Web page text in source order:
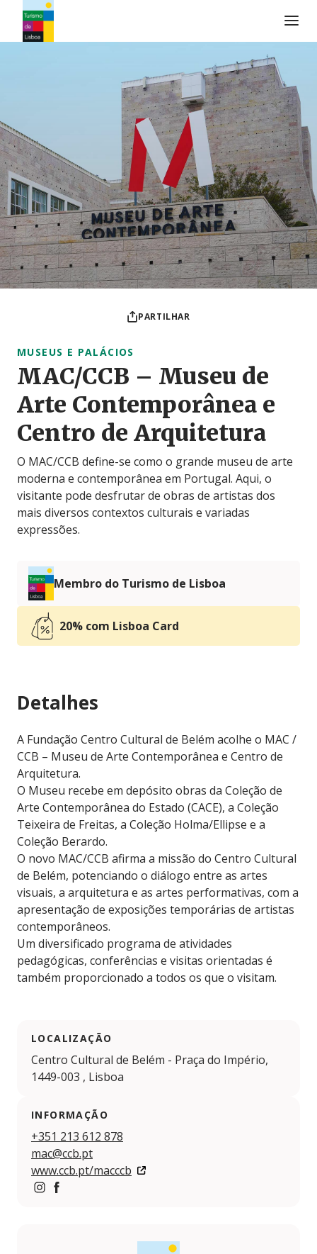
PARTILHAR
MUSEUS E PALÁCIOS
MAC/CCB – Museu de
Arte Contemporânea e
Centro de Arquitetura
O MAC/CCB define-se como o grande museu de arte
moderna e contemporânea em Portugal. Aqui, o
visitante pode desfrutar de obras de artistas dos
mais diversos contextos culturais e variadas
expressões.
Membro do Turismo de Lisboa
20% com Lisboa Card
Detalhes
A Fundação Centro Cultural de Belém acolhe o MAC /
CCB – Museu de Arte Contemporânea e Centro de
Arquitetura.
O Museu recebe em depósito obras da Coleção de
Arte Contemporânea do Estado (CACE), a Coleção
Teixeira de Freitas, a Coleção Holma/Ellipse e a
Coleção Berardo.
O novo MAC/CCB afirma a missão do Centro Cultural
de Belém, potenciando o diálogo entre as artes
visuais, a arquitetura e as artes performativas, com a
apresentação de exposições temporárias de artistas
contemporâneos.
Um diversificado programa de atividades
pedagógicas, conferências e visitas orientadas é
também proporcionado a todos os que o visitam.
LOCALIZAÇÃO
Centro Cultural de Belém - Praça do Império,
1449-003 , Lisboa
INFORMAÇÃO
+351 213 612 878
mac@ccb.pt
www.ccb.pt/macccb